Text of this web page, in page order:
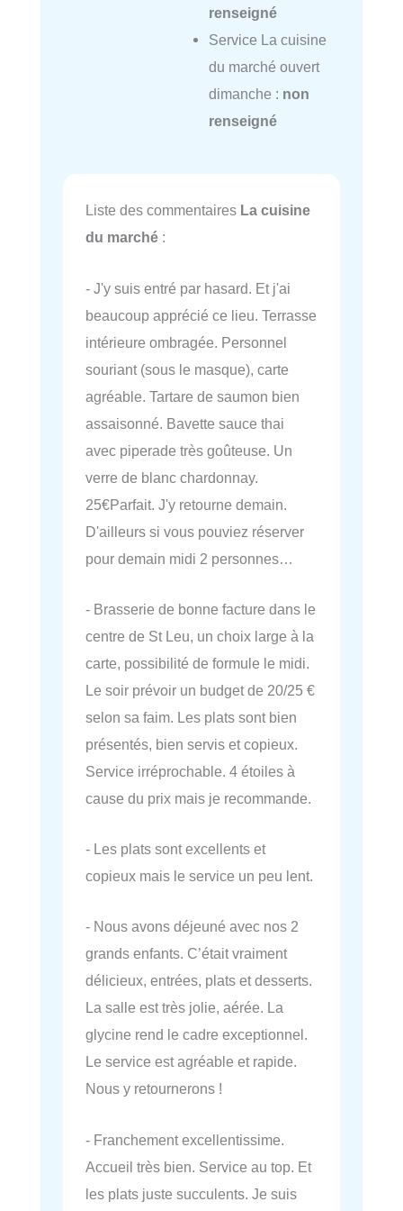
renseigné
Service La cuisine
du marché ouvert
dimanche : non
renseigné
Liste des commentaires La cuisine
du marché :
- J'y suis entré par hasard. Et j'ai
beaucoup apprécié ce lieu. Terrasse
intérieure ombragée. Personnel
souriant (sous le masque), carte
agréable. Tartare de saumon bien
assaisonné. Bavette sauce thai
avec piperade très goûteuse. Un
verre de blanc chardonnay.
25€Parfait. J'y retourne demain.
D'ailleurs si vous pouviez réserver
pour demain midi 2 personnes…
- Brasserie de bonne facture dans le
centre de St Leu, un choix large à la
carte, possibilité de formule le midi.
Le soir prévoir un budget de 20/25 €
selon sa faim. Les plats sont bien
présentés, bien servis et copieux.
Service irréprochable. 4 étoiles à
cause du prix mais je recommande.
- Les plats sont excellents et
copieux mais le service un peu lent.
- Nous avons déjeuné avec nos 2
grands enfants. C’était vraiment
délicieux, entrées, plats et desserts.
La salle est très jolie, aérée. La
glycine rend le cadre exceptionnel.
Le service est agréable et rapide.
Nous y retournerons !
- Franchement excellentissime.
Accueil très bien. Service au top. Et
les plats juste succulents. Je suis